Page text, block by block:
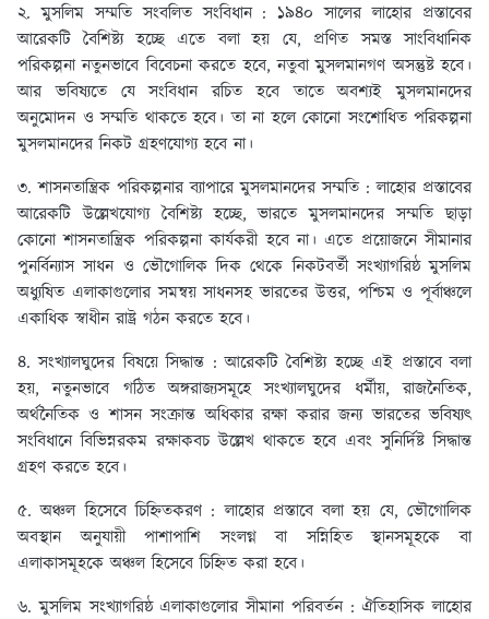
২. মুসলিম সম্মতি সংবলিত সংবিধান : ১৯৪০ সালের লাহোর প্রস্তাবের
আরেকটি বৈশিষ্ট্য হচ্ছে এতে বলা হয় যে, প্রণিত সমস্ত সাংবিধানিক
পরিকল্পনা নতুনভাবে বিবেচনা করতে হবে, নতুবা মুসলমানগণ অসন্তুষ্ট হবে।
আর ভবিষ্যতে যে সংবিধান রচিত হবে তাতে অবশ্যই মুসলমানদের
অনুমোদন ও সম্মতি থাকতে হবে। তা না হলে কোনো সংশোধিত পরিকল্পনা
মুসলমানদের নিকট গ্রহণযোগ্য হবে না।
৩. শাসনতান্ত্রিক পরিকল্পনার ব্যাপারে মুসলমানদের সম্মতি : লাহোর প্রস্তাবের
আরেকটি উল্লেখযোগ্য বৈশিষ্ট্য হচ্ছে, ভারতে মুসলমানদের সম্মতি ছাড়া
কোনো শাসনতান্ত্রিক পরিকল্পনা কার্যকরী হবে না। এতে প্রয়োজনে সীমানার
পুনর্বিন্যাস সাধন ও ভৌগোলিক দিক থেকে নিকটবর্তী সংখ্যাগরিষ্ঠ মুসলিম
অধ্যুষিত এলাকাগুলোর সমন্বয় সাধনসহ ভারতের উত্তর, পশ্চিম ও পূর্বাঞ্চলে
একাধিক স্বাধীন রাষ্ট্র গঠন করতে হবে।
৪. সংখ্যালঘুদের বিষয়ে সিদ্ধান্ত :আরেকটি বৈশিষ্ট্য হচ্ছে এই প্রস্তাবে বলা
হয়, নতুনভাবে গঠিত অঙ্গরাজ্যসমূহে সংখ্যালঘুদের ধর্মীয়, রাজনৈতিক,
অর্থনৈতিক ও শাসন সংক্রান্ত অধিকার রক্ষা করার জন্য ভারতের ভবিষ্যৎ
সংবিধানে বিভিন্নরকম রক্ষাকবচ উল্লেখ থাকতে হবে এবং সুনির্দিষ্ট সিদ্ধান্ত
গ্রহণ করতে হবে।
৫. অঞ্চল হিসেবে চিহ্নিতকরণ : লাহোর প্রস্তাবে বলা হয় যে, ভৌগোলিক
অবস্থান অনুযায়ী পাশাপাশি সংলগ্ন বা সন্নিহিত স্থানসমূহকে বা
এলাকাসমূহকে অঞ্চল হিসেবে চিহ্নিত করা হবে।
৬. মুসলিম সংখ্যাগরিষ্ঠ এলাকাগুলোর সীমানা পরিবর্তন : ঐতিহাসিক লাহোর